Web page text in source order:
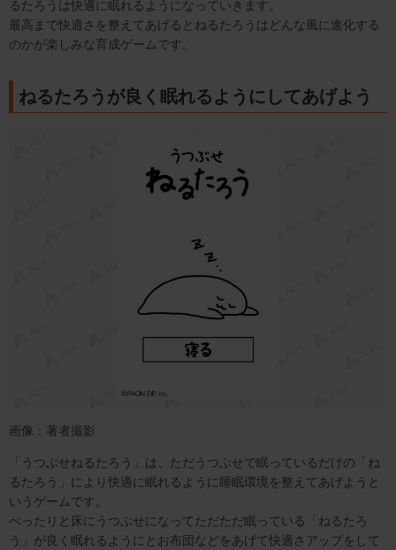
るたろうは快適に眠れるようになっていきます。
最高まで快適さを整えてあげるとねるたろうはどんな風に進化する
のかが楽しみな育成ゲームです。
ねるたろうが良く眠れるようにしてあげよう
画像：著者撮影
「うつぶせねるたろう」は、ただうつぶせで眠っているだけの「ね
るたろう」により快適に眠れるように睡眠環境を整えてあげようと
いうゲームです。
ぺったりと床にうつぶせになってただただ眠っている「ねるたろ
う」が良く眠れるようにとお布団などをあげて快適さアップをして